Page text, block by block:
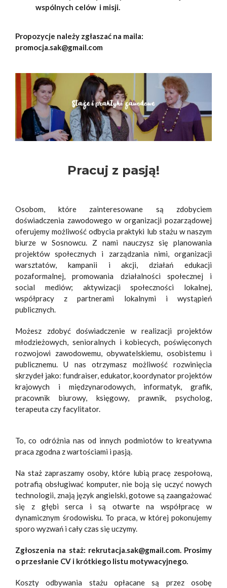
wspólnych celów i misji.
Propozycje należy zgłaszać na maila:
promocja.sak@gmail.com
Pracuj z pasją!
Osobom, które zainteresowane są zdobyciem
doświadczenia zawodowego w organizacji pozarządowej
oferujemy możliwość odbycia praktyki lub stażu w naszym
biurze w Sosnowcu. Z nami nauczysz się planowania
projektów społecznych i zarządzania nimi, organizacji
warsztatów, kampanii i akcji, działań edukacji
pozaformalnej, promowania działalności społecznej i
social mediów; aktywizacji społeczności lokalnej,
współpracy z partnerami lokalnymi i wystąpień
publicznych.
Możesz zdobyć doświadczenie w realizacji projektów
młodzieżowych, senioralnych i kobiecych, poświęconych
rozwojowi zawodowemu, obywatelskiemu, osobistemu i
publicznemu. U nas otrzymasz możliwość rozwinięcia
skrzydeł jako: fundraiser, edukator, koordynator projektów
krajowych i międzynarodowych, informatyk, grafik,
pracownik biurowy, księgowy, prawnik, psycholog,
terapeuta czy facylitator.
To, co odróżnia nas od innych podmiotów to kreatywna
praca zgodna z wartościami i pasją.
Na staż zapraszamy osoby, które lubią pracę zespołową,
potrafią obsługiwać komputer, nie boją się uczyć nowych
technologii, znają język angielski, gotowe są zaangażować
się z głębi serca i są otwarte na współpracę w
dynamicznym środowisku. To praca, w której pokonujemy
sporo wyzwań i cały czas się uczymy.
Zgłoszenia na staż: rekrutacja.sak@gmail.com. Prosimy
o przesłanie CV i krótkiego listu motywacyjnego.
Koszty odbywania stażu opłacane są przez osobę